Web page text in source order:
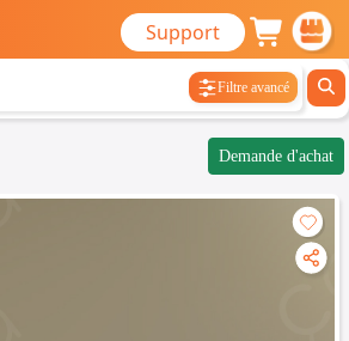
Support
Filtre avancé
Demande d'achat